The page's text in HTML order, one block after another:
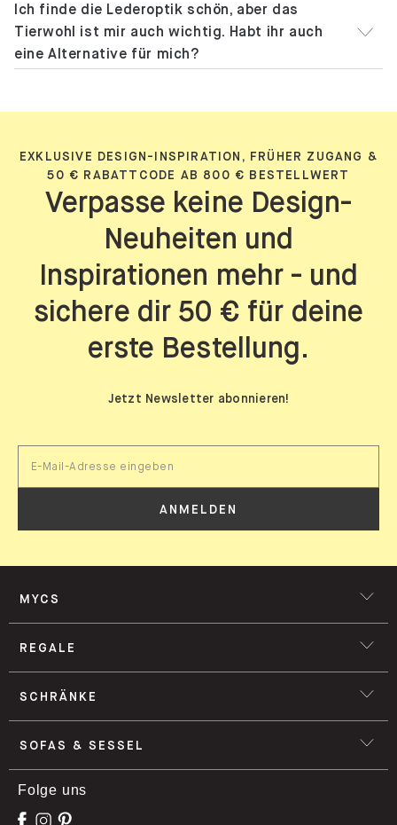
Ich finde die Lederoptik schön, aber das
Tierwohl ist mir auch wichtig. Habt ihr auch
eine Alternative für mich?
EXKLUSIVE DESIGN-INSPIRATION, FRÜHER ZUGANG &
50 € RABATTCODE AB 800 € BESTELLWERT
Verpasse keine Design-
Neuheiten und
Inspirationen mehr - und
sichere dir 50 € für deine
erste Bestellung.
Jetzt Newsletter abonnieren!
ANMELDEN
MYCS
REGALE
SCHRÄNKE
SOFAS & SESSEL
Folge uns